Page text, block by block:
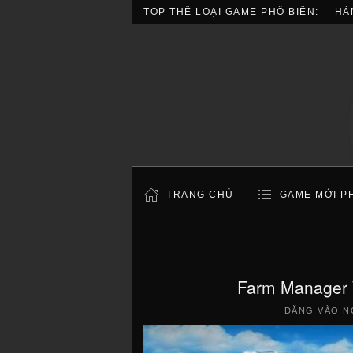
TOP THỂ LOẠI GAME PHỔ BIẾN:
TRANG CHỦ GAME MỚI
Farm
ĐĂNG VÀO